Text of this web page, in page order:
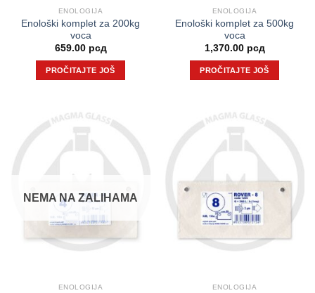
ENOLOGIJA
Enološki komplet za 200kg
voca
659.00 рсд
PROČITAJTE JOŠ
ENOLOGIJA
Enološki komplet za 500kg
voca
1,370.00 рсд
PROČITAJTE JOŠ
NEMA NA ZALIHAMA
ENOLOGIJA ENOLOGIJA